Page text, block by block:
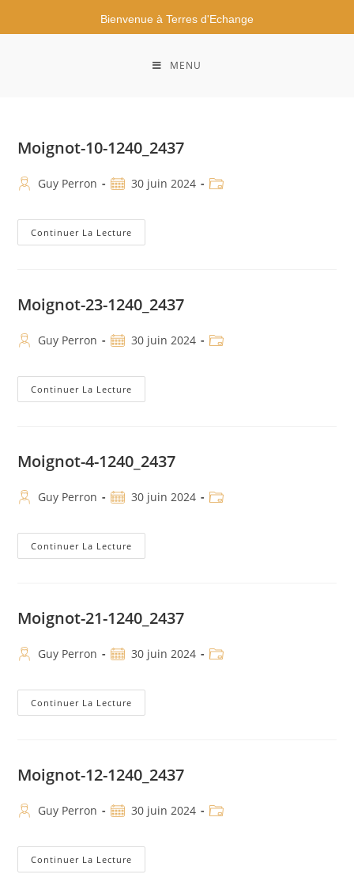
Bienvenue à Terres d'Echange
MENU
Moignot-10-1240_2437
Guy Perron 30 juin 2024
Continuer La Lecture
Moignot-23-1240_2437
Guy Perron 30 juin 2024
Continuer La Lecture
Moignot-4-1240_2437
Guy Perron 30 juin 2024
Continuer La Lecture
Moignot-21-1240_2437
Guy Perron 30 juin 2024
Continuer La Lecture
Moignot-12-1240_2437
Guy Perron 30 juin 2024
Continuer La Lecture